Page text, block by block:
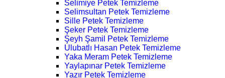
Selimiye Petek Temizleme
Selimsultan Petek Temizleme
Sille Petek Temizleme
Şeker Petek Temizleme
Şeyh Şamil Petek Temizleme
Ulubatlı Hasan Petek Temizleme
Yaka Meram Petek Temizleme
Yaylapınar Petek Temizleme
Yazır Petek Temizleme